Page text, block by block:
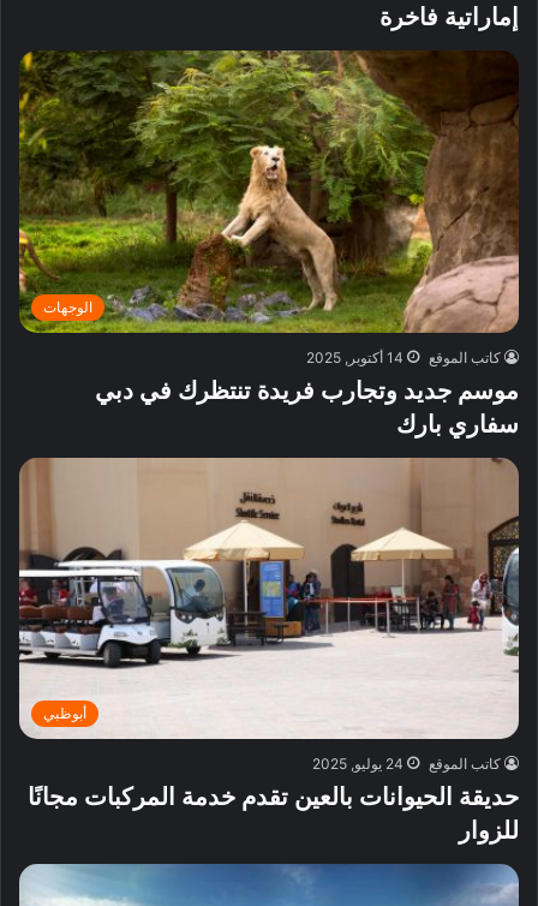
إماراتية فاخرة
الوجهات
كاتب الموقع 14 أكتوبر, 2025
موسم جديد وتجارب فريدة تنتظرك في دبي
سفاري بارك
أبوظبي
كاتب الموقع 24 يوليو, 2025
حديقة الحيوانات بالعين تقدم خدمة المركبات مجانًا
للزوار